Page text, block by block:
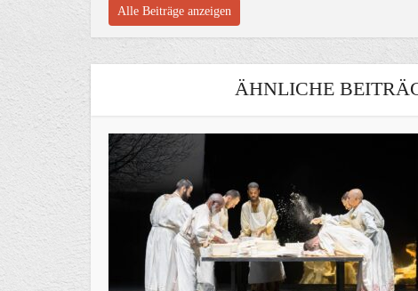
Alle Beiträge anzeigen
ÄHNLICHE